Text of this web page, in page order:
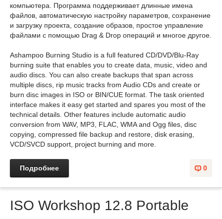
компьютера. Программа поддерживает длинные имена
файлов, автоматическую настройку параметров, сохранение
и загрузку проекта, создание образов, простое управление
файлами с помощью Drag & Drop операций и многое другое.
Ashampoo Burning Studio is a full featured CD/DVD/Blu-Ray
burning suite that enables you to create data, music, video and
audio discs. You can also create backups that span across
multiple discs, rip music tracks from Audio CDs and create or
burn disc images in ISO or BIN/CUE format. The task oriented
interface makes it easy get started and spares you most of the
technical details. Other features include automatic audio
conversion from WAV, MP3, FLAC, WMA and Ogg files, disc
copying, compressed file backup and restore, disk erasing,
VCD/SVCD support, project burning and more.
0
Подробнее
ISO Workshop 12.8 Portable